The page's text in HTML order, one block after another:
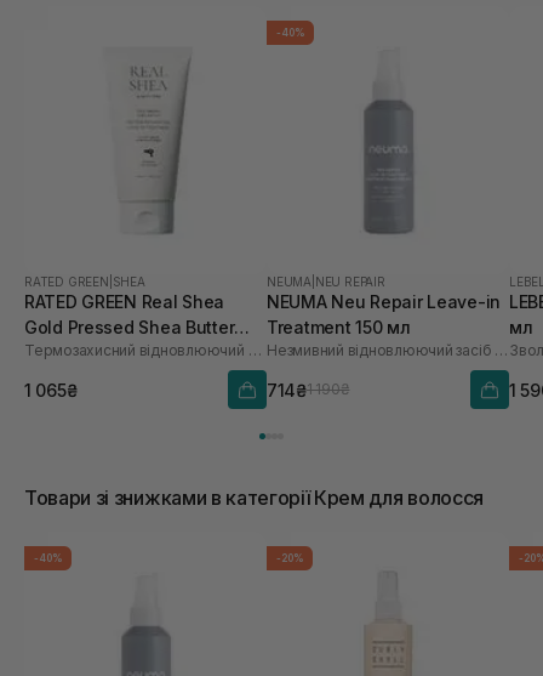
RATED GREEN SHEA
RATED GREEN Real Shea
Gold Pressed Shea Butter
Leave-in Treatment 150 мл Термозахисний відновлюючий крем для волосся з маслом ши
1 065₴
-40%
NEUMA NEU REPAIR
NEUMA Neu Repair Leave-in
Treatment 150 мл
Незмивний відновлюючий засіб для волосся
714₴1 190₴
мл
1
Товари зі знижками в категорії Крем для волосся
-40% -20% -